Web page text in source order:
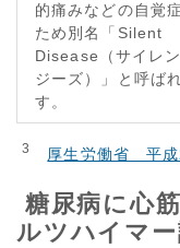
的痛みなどの自覚
ため別名「 Silent
Disease
（サイレ
ジーズ）」と呼ば
す。
3 厚生労働省 平成
糖尿病に心
ルツハイマ